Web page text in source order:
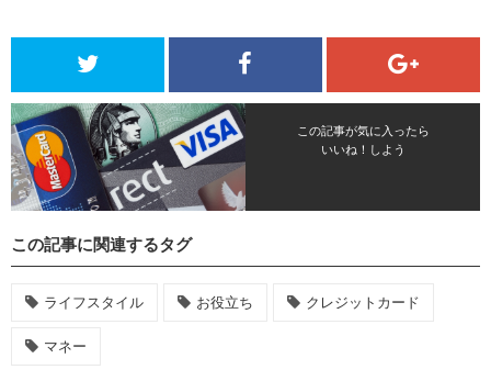
この記事が気に入ったら
いいね！しよう
この記事に関連するタグ
ライフスタイル お役立ち クレジットカード
マネー